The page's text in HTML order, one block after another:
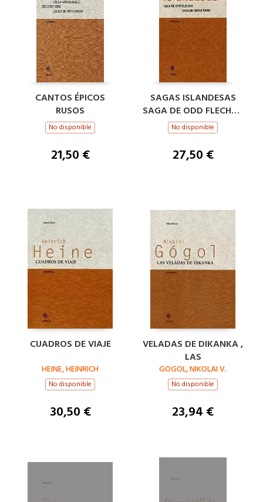
CANTOS ÉPICOS
RUSOS
No disponible
21,50 €
SAGAS ISLANDESAS
SAGA DE ODD FLECHAS
; SAGA DE HRÓLF
KRAKI
No disponible
27,50 €
CUADROS DE VIAJE
HEINE, HEINRICH
No disponible
30,50 €
VELADAS DE DIKANKA ,
LAS
GOGOL, NIKOLAI V.
No disponible
23,94 €